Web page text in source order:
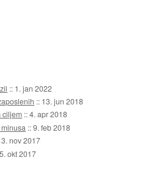
:: 1. jan 2022
:: 13. jun 2018
ciljem ::4. apr 2018
::9. feb 2018
3. nov 2017
okt 2017